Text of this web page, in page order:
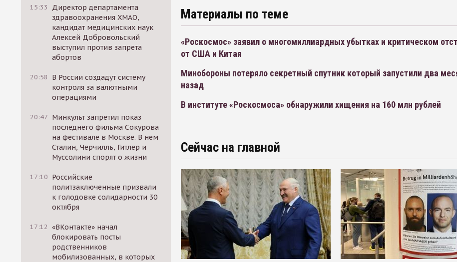
15:33
Директор департамента
здравоохранения ХМАО,
кандидат медицинских наук
Алексей Добровольский
выступил против запрета
абортов
20:58
В России создадут систему
контроля за валютными
операциями
20:47 Минкульт запретил показ
последнего фильма Сокурова
на фестивале в Москве. В нем
Сталин, Черчилль, Гитлер и
Муссолини спорят о жизни
17:10 Российские
политзаключенные призвали
к голодовке солидарности 30
октября
17:12 «ВКонтакте» начал
блокировать посты
родственников
мобилизованных, в которых
Материалы по теме
«Роскосмос» заявил о многомиллиардных убытках и критическом
от США и Китая
Минобороны потеряло секретный спутник который запустили два
назад
В институте «Роскосмоса» обнаружили хищения на 160 млн рублей
Сейчас на главной